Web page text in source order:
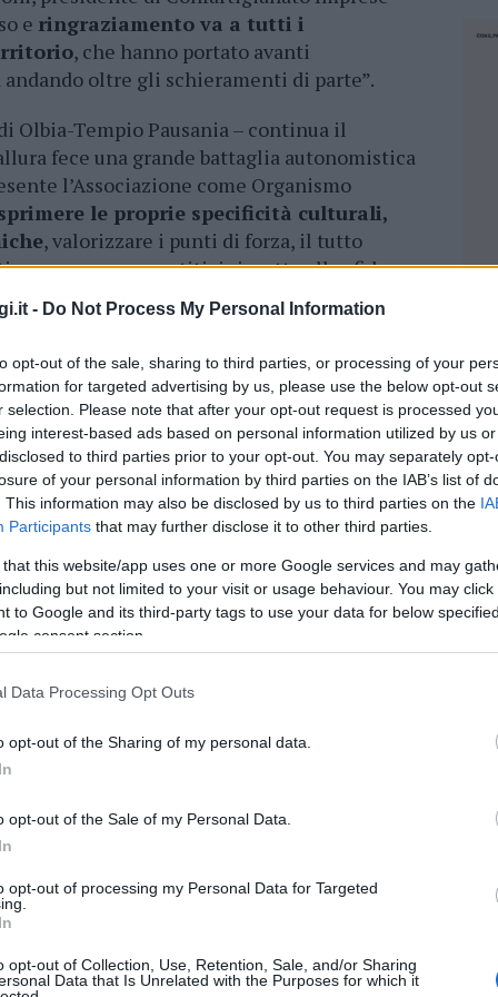
- Do Not Process My Personal Information
opt-out of the sale, sharing to third parties, or processing of your
for targeted advertising by us, please use the below opt-out
selection. Please note that after your opt-out request is processed
interest-based ads based on personal information utilized by us
to third parties prior to your opt-out. You may separately
of your personal information by third parties on the IAB’s list of
This information may also be disclosed by us to third parties on the
Participants that may further disclose it to other third parties.
that this website/app uses one or more Google services and may
but not limited to your visit or usage behaviour. You may
to Google and its third-party tags to use your data for below
consent section.
Data Processing Opt Outs
opt-out of the Sharing of my personal data.
opt-out of the Sale of my Personal Data.
opt-out of processing my Personal Data for Targeted
opt-out of Collection, Use, Retention, Sale, and/or Sharing
Data that Is Unrelated with the Purposes for which it
e ringraziamento va a tutti i
, che hanno portato avanti
oltre gli schieramenti di parte”.
Olbia-Tempio Pausania – continua il
fece una grande battaglia autonomistica
l’Associazione come Organismo
le proprie specificità culturali,
, valorizzare i punti di forza, il tutto
per essere competitivi rispetto alle sfide
imprenditoriale del nord est della
per costruire un percorso di
come l’urbanistica, lo sviluppo turistico, la
di un sistema della formazione in linea
sono obiettivi perseguibili meglio, se
di area vastanella quale anche i
rappresentanza. Quindi, l’appello da
è rivolto a tutti i portatori di
concreti il nuovo Ente, sgombrando il
carrozzone.
per questo, ritenendo importante imparare
commettere gli stessi errori
alla politica, ai
e alle Organizzazioni Sindacali e
di questa nuova responsabilità.
riprende il Presidente di Confartigianato
degli enti locali riconosce il territorio
e deve rappresentare interessi che non
cominciamo ametabolizzare
del Nord Est
nostra identità culturale, ma una sfida